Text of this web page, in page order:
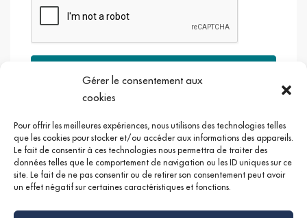
Gérer le consentement aux
cookies
Pour offrir les meilleures expériences, nous utilisons des technologies telles
que les cookies pour stocker et/ou accéder aux informations des appareils.
Le fait de consentir à ces technologies nous permettra de traiter des
données telles que le comportement de navigation ou les ID uniques sur ce
site. Le fait de ne pas consentir ou de retirer son consentement peut avoir
un effet négatif sur certaines caractéristiques et fonctions.
Google + Linkedin Instagram